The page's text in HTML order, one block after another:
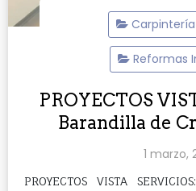
Reformas
PROYECTOS
Barandilla de
1 marzo,
PROYECTOS VISTA